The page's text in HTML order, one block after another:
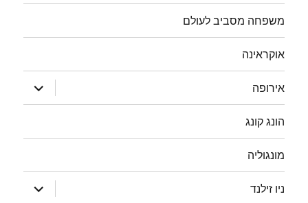
משפחה מסביב לעולם
אוקראינה
אירופה
הצג
תפריט
הונג קונג
מונגוליה
ניו זילנד
הצג
תפריט